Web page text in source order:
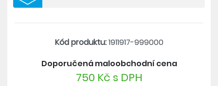
Kód produktu:1911917-999000
Doporučená maloobchodní cena
750 Kč s DPH